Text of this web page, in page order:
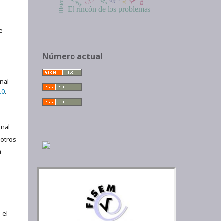
.
otros
el
El rincón de los problemas
Historia
Número actual